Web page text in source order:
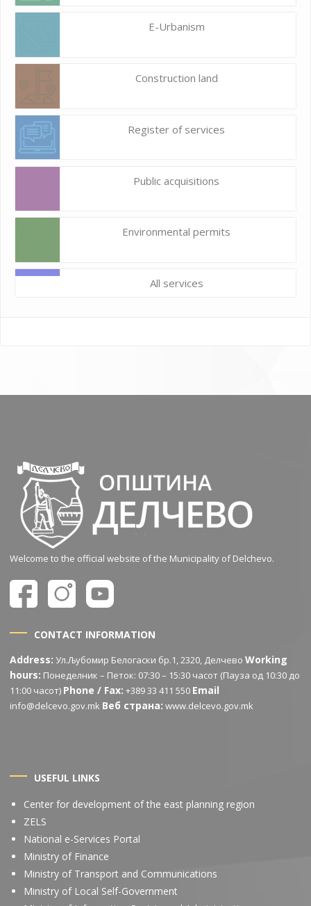
E-Urbanism
Construction land
Register of services
Public acquisitions
Environmental permits
All services
Welcome to the official website of the Municipality of Delchevo.
CONTACT INFORMATION
Address: Ул.Љубомир Белогаски бр.1, 2320, ДелчевоWorking
hours: Понеделник – Петок: 07:30 – 15:30 часот (Пауза од 10:30 до
11:00 часот) Phone / Fax: +389 33 411 550 Email
info@delcevo.gov.mk Веб страна: www.delcevo.gov.mk
USEFUL LINKS
Center for development of the east planning region
ZELS
National e-Services Portal
Ministry of Finance
Ministry of Transport and Communications
Ministry of Local Self-Government